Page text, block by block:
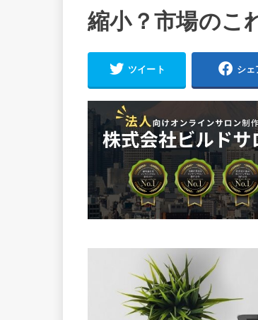
縮小？市場のこ
ツイート シェ